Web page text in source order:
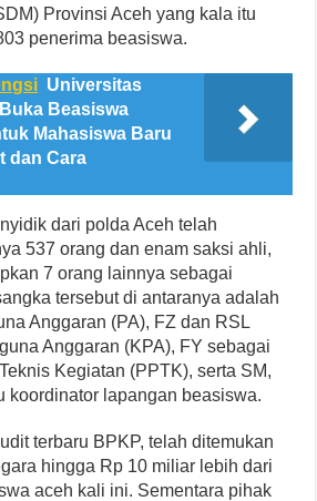
Provinsi Aceh yang kala itu
penerima beasiswa.
Universitas
Beasiswa
Mahasiswa Baru
dan Cara
dari polda Aceh telah
537 orang dan enam saksi ahli,
7 orang lainnya sebagai
tersebut di antaranya adalah
Anggaran (PA), FZ dan RSL
Anggaran (KPA), FY sebagai
Kegiatan (PPTK), serta SM,
koordinator lapangan beasiswa.
terbaru BPKP, telah ditemukan
hingga Rp 10 miliar lebih dari
aceh kali ini. Sementara pihak